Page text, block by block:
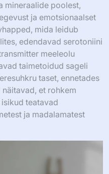
mineraalide poolest,
ja emotsionaalset
mida leidub
edendavad serotoniini
meeleolu
taimetoidud sageli
taset, ennetades
et rohkem
teatavad
ja madalamatest